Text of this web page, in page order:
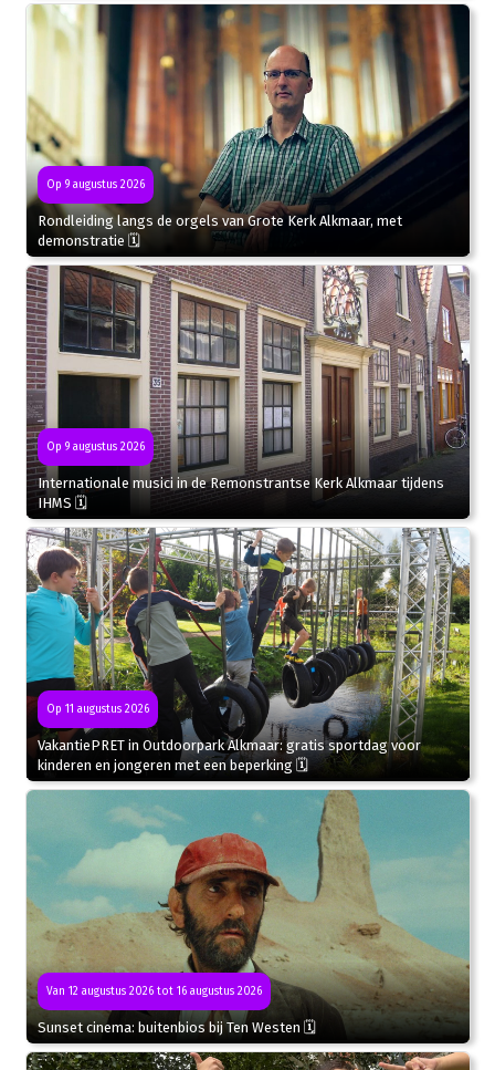
Op 9 augustus 2026
Rondleiding langs de orgels van Grote Kerk Alkmaar, met
demonstratie 🗓
Op 9 augustus 2026
Internationale musici in de Remonstrantse Kerk Alkmaar tijdens
IHMS 🗓
Op 11 augustus 2026
VakantiePRET in Outdoorpark Alkmaar: gratis sportdag voor
kinderen en jongeren met een beperking 🗓
Van 12 augustus 2026 tot 16 augustus 2026
Sunset cinema: buitenbios bij Ten Westen 🗓